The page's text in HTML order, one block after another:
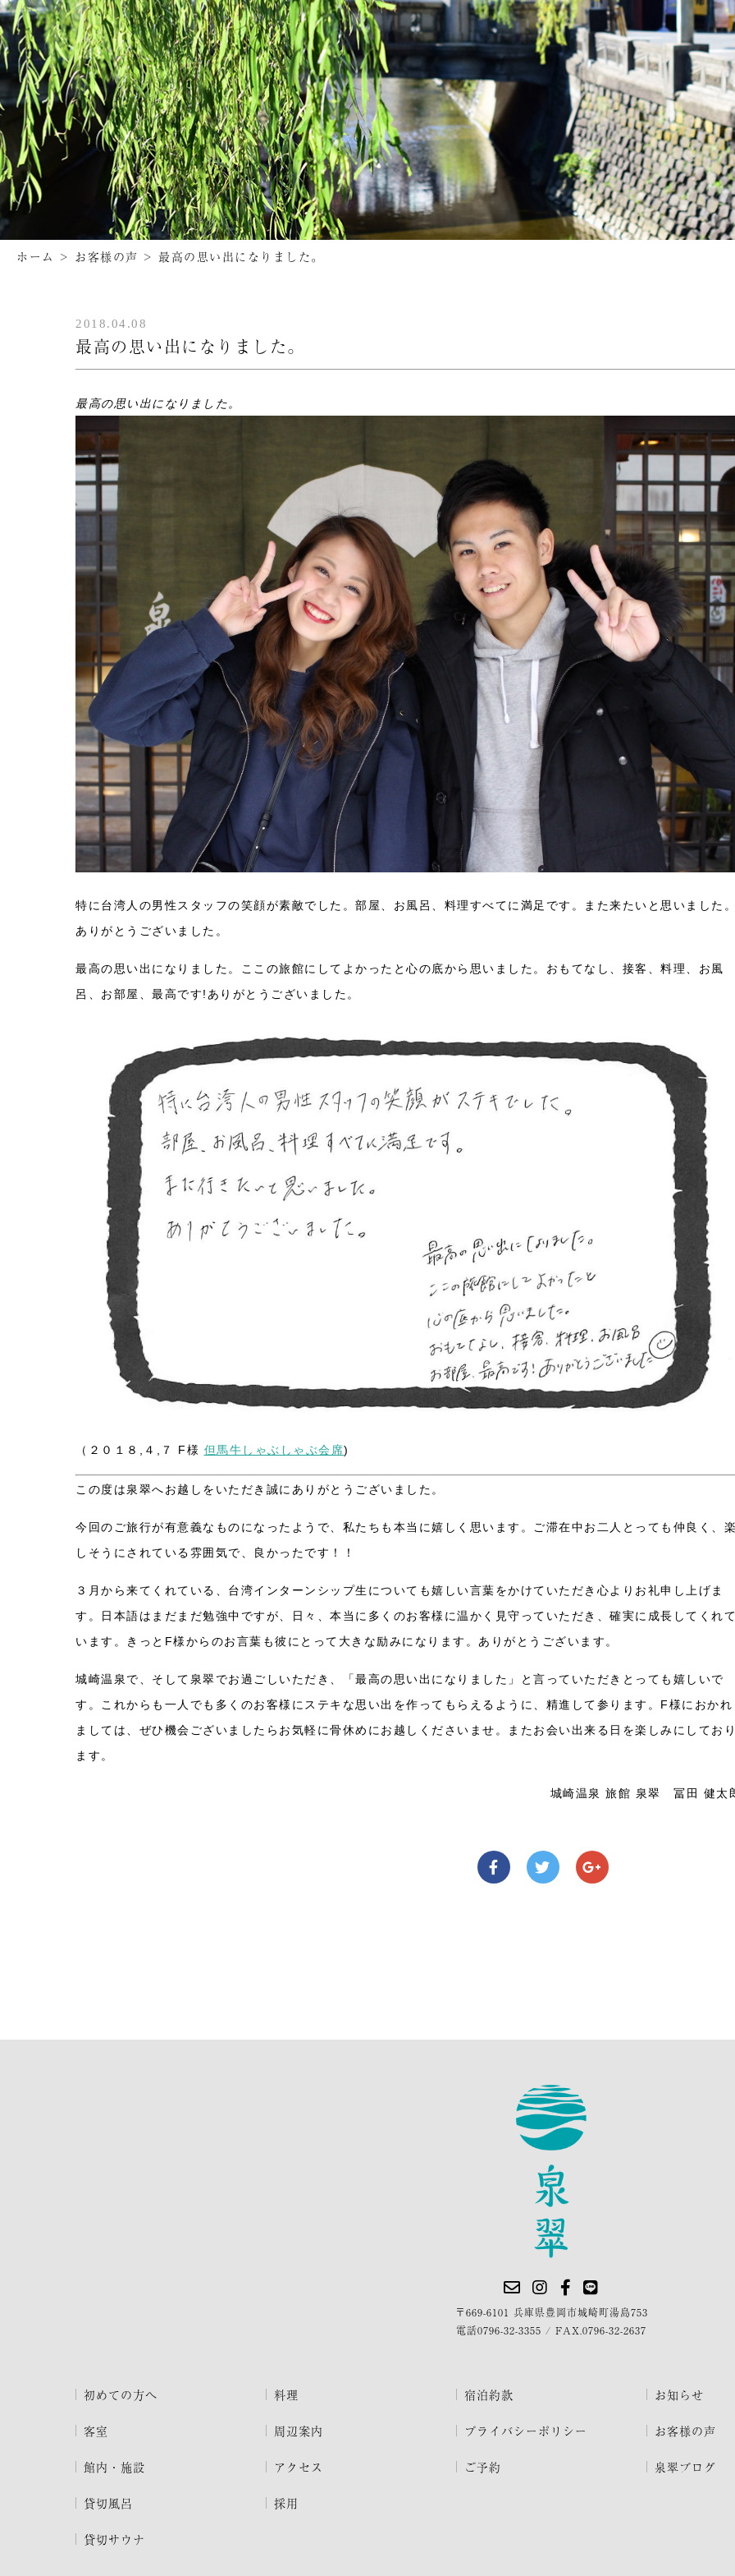
ホーム > お客様の声 > 最高の思い出になりました。
2018.04.08
最高の思い出になりました。
最高の思い出になりました。
特に台湾人の男性スタッフの笑顔が素敵でした。 部屋、お風呂、料理すべてに満足です。
また来たいと思いました
ありがとうございました。
最高の思い出になりました。 ここの旅館にしてよかったと心の底から思いました。 おもてなし、接客、料理、お風
呂、お部屋、最高です!ありがとうございました。
（２０１８,４,７ F様 但馬牛しゃぶしゃぶ会席)
この度は泉翠へお越しをいただき誠にありがとうございました。
今回のご旅行が有意義なものになったようで、私たちも本当に嬉しく思います。ご滞在中お二人とっても仲良く、
しそうにされている雰囲気で、良かったです！！
３月から来てくれている、台湾インターンシップ生についても嬉しい言葉をかけていただき心よりお礼申し上げま
す。日本語はまだまだ勉強中ですが、日々、本当に多くのお客様に温かく見守っていただき、確実に成長してくれ
います。きっとF様からのお言葉も彼にとって大きな励みになります。ありがとうございます。
城崎温泉で、そして泉翠でお過ごしいただき、「最高の思い出になりました」と言っていただきとっても嬉しいで
す。これからも一人でも多くのお客様にステキな思い出を作ってもらえるように、精進して参ります。F様におかれ
ましては、ぜひ機会ございましたらお気軽に骨休めにお越しくださいませ。またお会い出来る日を楽しみにしてお
ます。
城崎温泉 旅館 泉翠 冨田 健太
〒669-6101 兵庫県豊岡市城崎町湯島753
電話0796-32-3355 / FAX.0796-32-2637
初めての方へ
客室
館内・施設
貸切風呂
貸切サウナ
料理
周辺案内
アクセス
採用
宿泊約款
プライバシーポリシー
ご予約
お知らせ
お客様の声
泉翠ブログ